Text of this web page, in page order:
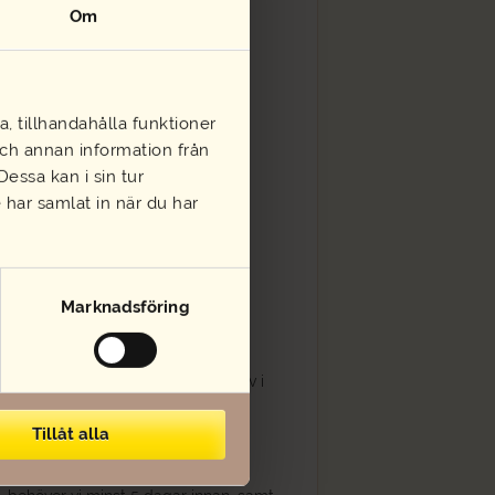
Om
tillhandahålla funktioner
annan information från
kan i sin tur
samlat in när du har
Marknadsföring
Tillåt alla
istället.(Skriv i